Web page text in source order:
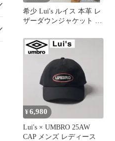
希少 Lui's ルイス 本革 レ
ザーダウンジャケット 牛
¥6,980
Lui's × UMBRO 25AW
CAP メンズ レディース